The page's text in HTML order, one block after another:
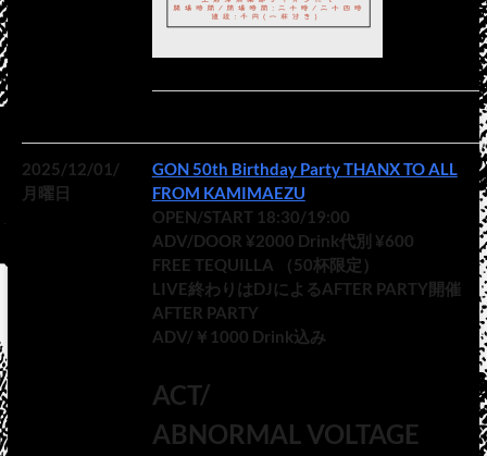
2025/12/01/
月曜日
GON 50th Birthday Party THANX TO ALL
FROM KAMIMAEZU
OPEN/START 18:30/19:00
ADV/DOOR ¥2000 Drink代別 ¥600
FREE TEQUILLA （50杯限定）
LIVE終わりはDJによるAFTER PARTY開催
AFTER PARTY
ADV/￥1000 Drink込み
ACT/
ABNORMAL VOLTAGE